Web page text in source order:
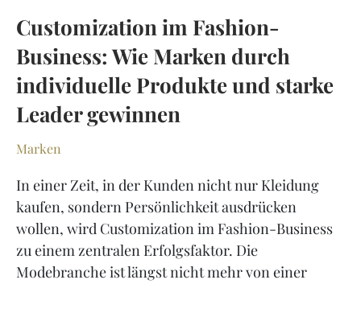
Customization im Fashion-
Business: Wie Marken durch
individuelle Produkte und starke
Leader gewinnen
Marken
In einer Zeit, in der Kunden nicht nur Kleidung
kaufen, sondern Persönlichkeit ausdrücken
wollen, wird Customization im Fashion-Business
zu einem zentralen Erfolgsfaktor. Die
Modebranche ist längst nicht mehr von einer